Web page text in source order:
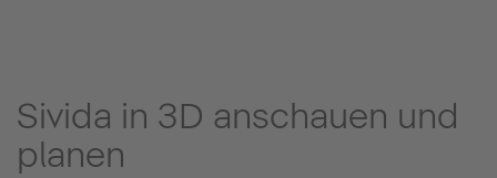
Sivida in 3D anschauen und
planen